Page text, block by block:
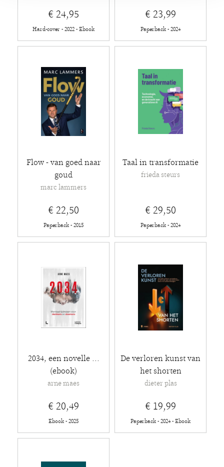
€ 24,95
Hard-cover - 2022 - Ebook
€ 23,99
Paperback - 2024
Flow - van goed naar
goud
marc lammers
€ 22,50
Paperback - 2015
Taal in transformatie
frieda steurs
€ 29,50
Paperback - 2024
2034, een novelle ...
(ebook)
arne maes
€ 20,49
Ebook - 2025
De verloren kunst van
het shorten
dieter plas
€ 19,99
Paperback - 2024 - Ebook